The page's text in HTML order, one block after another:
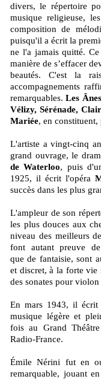
divers, le répertoire
musique religieuse,
composition de
puisqu'il a écrit la
ne l'a jamais quitté.
manière de s’effacer
beautés. C'est la
accompagnements
remarquables.Les
Vélizy, Sérénade,
Mariée, en
L'artiste a vingt-cinq
grand ouvrage, le
de Waterloo, puis
1925, il écrit l'opéra
succès dans les plus
L'ampleur de son
les plus douces aux
niveau des meilleurs
font autant preuve
que de fantaisie, sont
et discret, à la forte vie
des sonates pour
En mars 1943, il écrit
musique légère et
fois au Grand
Radio-France.
Émile Nérini fut en
remarquable, jouant